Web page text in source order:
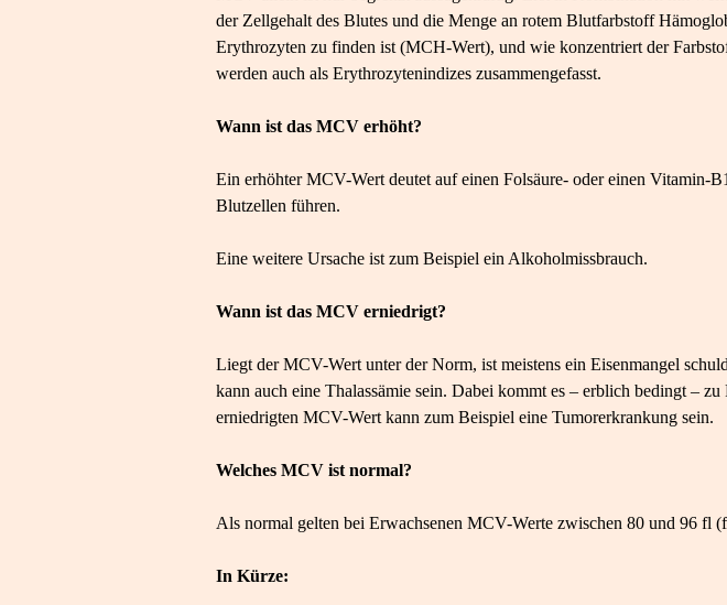
der Zellgehalt des Blutes und die Menge an rotem Blutfarbstoff
Erythrozyten zu finden ist (MCH-Wert), und wie konzentriert der
werden auch als Erythrozytenindizes zusammengefasst.
Wann ist das MCV erhöht?
Ein erhöhter MCV-Wert deutet auf einen Folsäure- oder einen Vitamin-
Blutzellen führen.
Eine weitere Ursache ist zum Beispiel ein Alkoholmissbrauch.
Wann ist das MCV erniedrigt?
Liegt der MCV-Wert unter der Norm, ist meistens ein Eisenmangel
kann auch eine Thalassämie sein. Dabei kommt es – erblich bedingt –
erniedrigten MCV-Wert kann zum Beispiel eine Tumorerkrankung sein.
Welches MCV ist normal?
Als normal gelten bei Erwachsenen MCV-Werte zwischen 80 und 96 fl
In Kürze: